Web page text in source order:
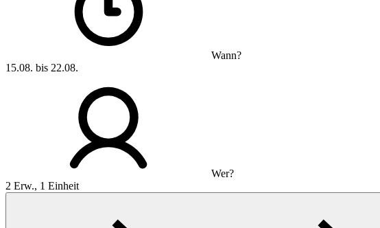
Wann?
15.08. bis 22.08.
Wer?
2 Erw., 1 Einheit